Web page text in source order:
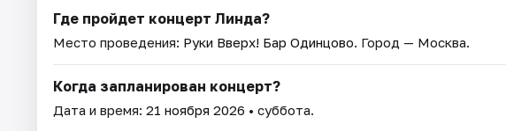
Где пройдет концерт Линда?
Место проведения: Руки Вверх! Бар Одинцово. Город — Москва.
Когда запланирован концерт?
Дата и время: 21 ноября 2026 • суббота.